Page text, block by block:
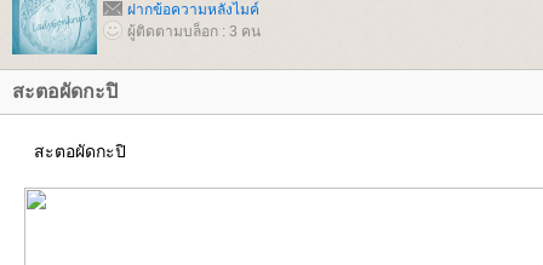
ฝากข้อความหลังไมค์
ผู้ติดตามบล็อก : 3 คน
สะตอผัดกะปิ
สะตอผัดกะปิ